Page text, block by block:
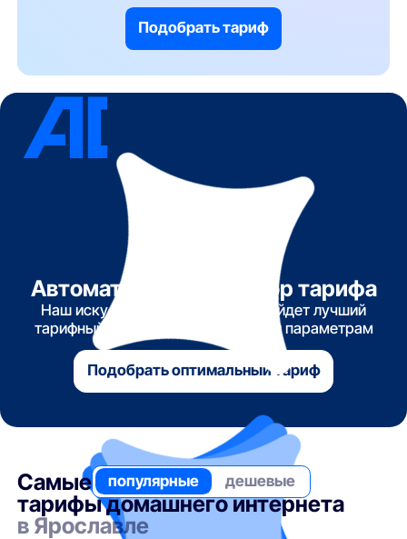
Подобрать тариф
Автоматический подбор тарифа
Наш искусственный интеллект найдет лучший
тарифный план по указанным вами параметрам
Подобрать оптимальный тариф
Самые популярные дешевые
тарифы домашнего интернета
в Ярославле